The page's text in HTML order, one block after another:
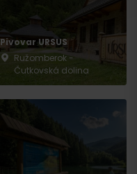
Pivovar URSUS
Ružomberok -
Čutkovská dolina